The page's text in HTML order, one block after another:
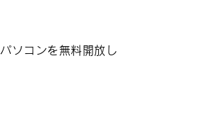
パソコンを無料開放し